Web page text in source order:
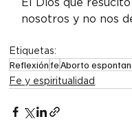
nosotros y no nos
Etiquetas:
Reflexión fe Aborto
Fe y espiritualidad